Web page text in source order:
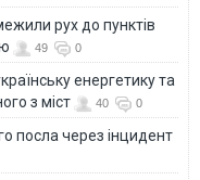
рух до пунктів
49 0
енергетику та
з міст
40 0
посла через інцидент